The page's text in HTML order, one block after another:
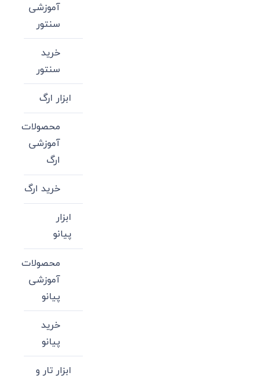
آموزشی
سنتور
خرید
سنتور
ابزار ارگ
محصولات
آموزشی
ارگ
خرید ارگ
ابزار
پیانو
محصولات
آموزشی
پیانو
خرید
پیانو
ابزار تار و